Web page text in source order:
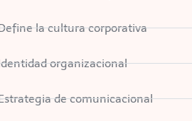
la cultura corporativa
organizacional
de comunicacional